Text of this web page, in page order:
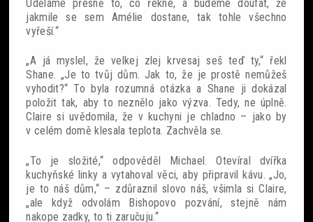
Uděláme přesně to, co řekne, a budeme doufat, že
jakmile se sem Amélie dostane, tak tohle všechno
vyřeší.“
„A já myslel, že velkej zlej krvesaj seš teď ty,“ řekl
Shane. „Je to tvůj dům. Jak to, že je prostě nemůžeš
vyhodit?“ To byla rozumná otázka a Shane ji dokázal
položit tak, aby to neznělo jako výzva. Tedy, ne úplně.
Claire si uvědomila, že v kuchyni je chladno – jako by
v celém domě klesala teplota. Zachvěla se.
„To je složité,“ odpověděl Michael. Otevíral dvířka
kuchyňské linky a vytahoval věci, aby připravil kávu. „Jo,
je to náš dům,“ – zdůraznil slovo náš, všimla si Claire,
„ale když odvolám Bishopovo pozvání, stejně nám
nakope zadky, to ti zaručuju.“